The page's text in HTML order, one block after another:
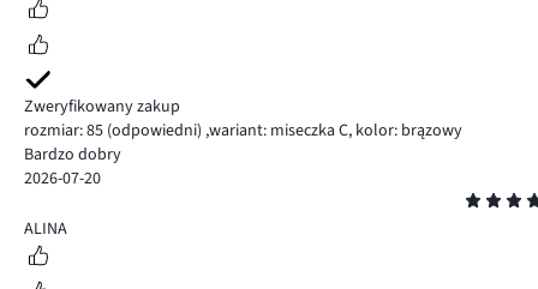
Zweryfikowany zakup
rozmiar: 85 (odpowiedni) ,wariant: miseczka C, kolor: brązowy
Bardzo dobry
2026-07-20
5
ALINA